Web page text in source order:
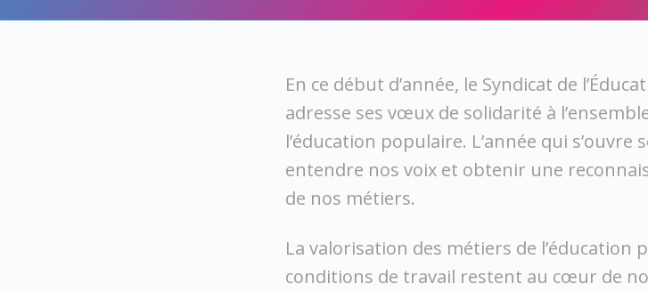
En ce début d’année, le Syndicat de
adresse ses vœux de solidarité à
l’éducation populaire. L’année qui
entendre nos voix et obtenir une
de nos métiers.
La valorisation des métiers de l’éducation
conditions de travail restent au cœur de